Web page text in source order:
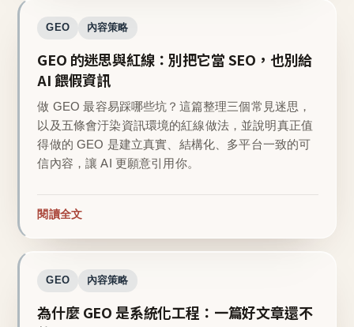
GEO 內容策略
GEO 的迷思與紅線：別把它當 SEO，也別給
AI 餵假資訊
做 GEO 最容易踩哪些坑？這篇整理三個常見迷思，
以及五條會汙染資訊環境的紅線做法，並說明真正值
得做的 GEO 是建立真實、結構化、多平台一致的可
信內容，讓 AI 更願意引用你。
閱讀全文
GEO 內容策略
為什麼 GEO 是系統化工程：一篇好文章還不